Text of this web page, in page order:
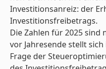
Investitionsanreiz: der
Investitionsfreibetrags.
Die Zahlen für 2025 sind
vor Jahresende stellt
Frage der